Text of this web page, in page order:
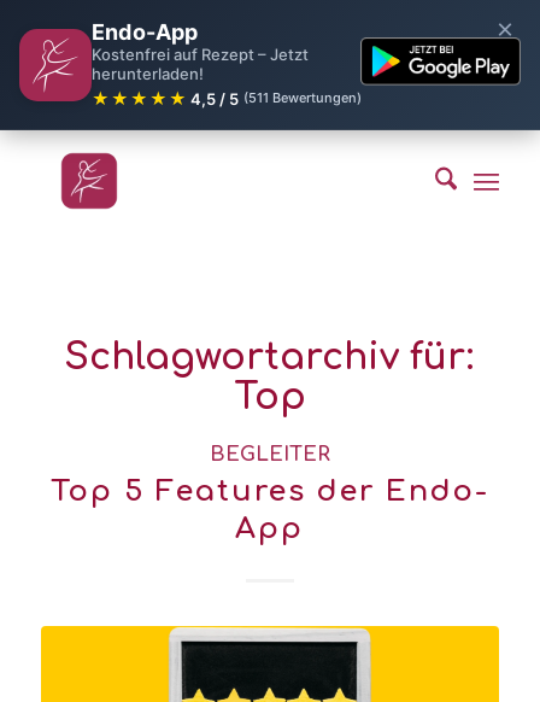
Endo-App
Kostenfrei auf Rezept – Jetzt
herunterladen!
★★★★★ 4,5 / 5 (511 Bewertungen)
×
Schlagwortarchiv für:
Top
BEGLEITER
Top 5 Features der Endo-
App